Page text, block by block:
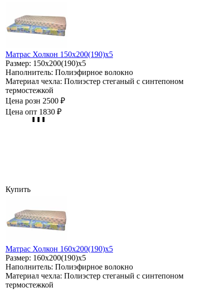
Матрас Холкон 150х200(190)х5
Размер: 150х200(190)х5
Наполнитель: Полиэфирное волокно
Материал чехла: Полиэстер стеганый с синтепоном
термостежкой
Цена розн 2500 ₽
Цена опт 1830 ₽
Купить
Матрас Холкон 160х200(190)х5
Размер: 160х200(190)х5
Наполнитель: Полиэфирное волокно
Материал чехла: Полиэстер стеганый с синтепоном
термостежкой